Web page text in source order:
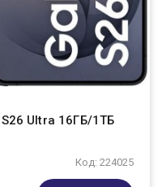
Ultra 16ГБ/1ТБ
Код: 224025